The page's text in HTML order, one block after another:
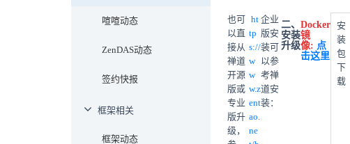
喧喧动态
ZenDAS动态
签约快报
框架相关
框架动态
安
装
包
下
载
Docker
镜
像: 点
击这里
二、
安装
升级
企业
版安
装可
以参
考禅
道安
装：
ht
tp
s://
w
w
w.z
ent
ao.
ne
也可
以直
接从
禅道
开源
版或
专业
版升
级，